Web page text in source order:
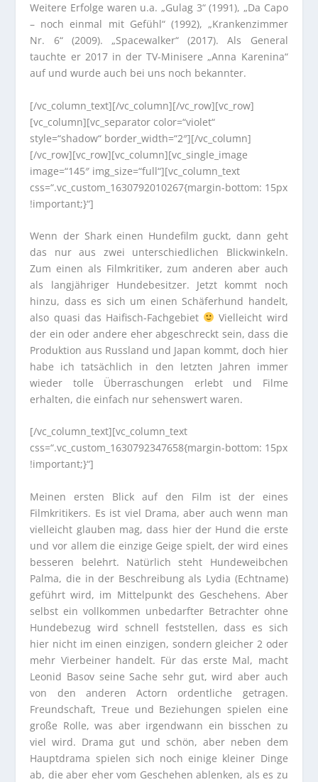
Weitere Erfolge waren u.a. „Gulag 3“ (1991), „Da Capo
– noch einmal mit Gefühl“ (1992), „Krankenzimmer
Nr. 6“ (2009). „Spacewalker“ (2017). Als General
tauchte er 2017 in der TV-Minisere „Anna Karenina“
auf und wurde auch bei uns noch bekannter.
[/vc_column_text][/vc_column][/vc_row][vc_row]
[vc_column][vc_separator color=“violet“
style=“shadow“ border_width=“2″][/vc_column]
[/vc_row][vc_row][vc_column][vc_single_image
image=“145″ img_size=“full“][vc_column_text
css=“.vc_custom_1630792010267{margin-bottom: 15px
!important;}“]
Wenn der Shark einen Hundefilm guckt, dann geht
das nur aus zwei unterschiedlichen Blickwinkeln.
Zum einen als Filmkritiker, zum anderen aber auch
als langjähriger Hundebesitzer. Jetzt kommt noch
hinzu, dass es sich um einen Schäferhund handelt,
also quasi das Haifisch-Fachgebiet
Vielleicht wird
der ein oder andere eher abgeschreckt sein, dass die
Produktion aus Russland und Japan kommt, doch hier
habe ich tatsächlich in den letzten Jahren immer
wieder tolle Überraschungen erlebt und Filme
erhalten, die einfach nur sehenswert waren.
[/vc_column_text][vc_column_text
css=“.vc_custom_1630792347658{margin-bottom: 15px
!important;}“]
Meinen ersten Blick auf den Film ist der eines
Filmkritikers. Es ist viel Drama, aber auch wenn man
vielleicht glauben mag, dass hier der Hund die erste
und vor allem die einzige Geige spielt, der wird eines
besseren belehrt. Natürlich steht Hundeweibchen
Palma, die in der Beschreibung als Lydia (Echtname)
geführt wird, im Mittelpunkt des Geschehens. Aber
selbst ein vollkommen unbedarfter Betrachter ohne
Hundebezug wird schnell feststellen, dass es sich
hier nicht im einen einzigen, sondern gleicher 2 oder
mehr Vierbeiner handelt. Für das erste Mal, macht
Leonid Basov seine Sache sehr gut, wird aber auch
von den anderen Actorn ordentliche getragen.
Freundschaft, Treue und Beziehungen spielen eine
große Rolle, was aber irgendwann ein bisschen zu
viel wird. Drama gut und schön, aber neben dem
Hauptdrama spielen sich noch einige kleiner Dinge
ab, die aber eher vom Geschehen ablenken, als es zu